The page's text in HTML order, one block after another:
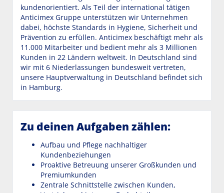
kundenorientiert. Als Teil der international tätigen
Anticimex Gruppe unterstützen wir Unternehmen
dabei, höchste Standards in Hygiene, Sicherheit und
Prävention zu erfüllen. Anticimex beschäftigt mehr als
11.000 Mitarbeiter und bedient mehr als 3 Millionen
Kunden in 22 Ländern weltweit. In Deutschland sind
wir mit 6 Niederlassungen bundesweit vertreten,
unsere Hauptverwaltung in Deutschland befindet sich
in Hamburg.
Zu deinen Aufgaben zählen:
Aufbau und Pflege nachhaltiger
Kundenbeziehungen
Proaktive Betreuung unserer Großkunden und
Premiumkunden
Zentrale Schnittstelle zwischen Kunden,